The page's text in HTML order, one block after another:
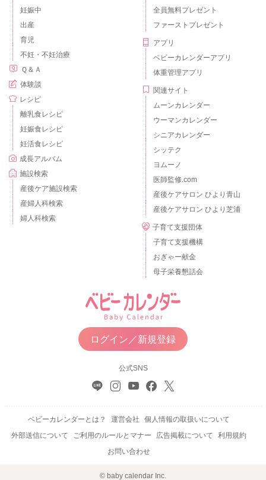
妊娠中
出産
育児
不妊・不妊治療
Ｑ＆Ａ
体験談
レシピ
離乳食レシピ
妊娠食レシピ
妊活食レシピ
成長アルバム
施設検索
産後ケア施設検索
産婦人科検索
婦人科検索
全員無料プレゼント
ファーストプレゼント
アプリ
ベビーカレンダーアプリ
体重管理アプリ
関連サイト
ムーンカレンダー
ウーマンカレンダー
シニアカレンダー
シッテク
ヨムーノ
医師監修.com
産後ケアサロン ひより青山
産後ケアサロン ひより芝浦
子育て支援団体
子育て支援機構
おぎゃー献金
母子栄養懇話会
ログイン／新規登録
公式SNS
ベビーカレンダーとは？ 運営会社
個人情報の取扱いについて
外部送信について
ご利用のルールとマナー 広告掲載について
利用規約
お問い合わせ
© baby calendar Inc.